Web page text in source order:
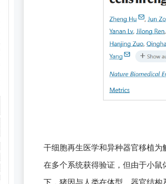
干细胞再生医学和异种器官移植
在多个系统获得验证，但由于小
下，猪因与人类在体型、器官结